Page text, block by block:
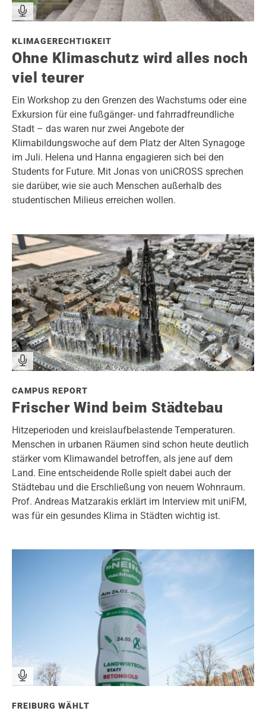
KLIMAGERECHTIGKEIT
Ohne Klimaschutz wird alles noch
viel teurer
Ein Workshop zu den Grenzen des Wachstums oder eine
Exkursion für eine fußgänger- und fahrradfreundliche
Stadt – das waren nur zwei Angebote der
Klimabildungswoche auf dem Platz der Alten Synagoge
im Juli. Helena und Hanna engagieren sich bei den
Students for Future. Mit Jonas von uniCROSS sprechen
sie darüber, wie sie auch Menschen außerhalb des
studentischen Milieus erreichen wollen.
CAMPUS REPORT
Frischer Wind beim Städtebau
Hitzeperioden und kreislaufbelastende Temperaturen.
Menschen in urbanen Räumen sind schon heute deutlich
stärker vom Klimawandel betroffen, als jene auf dem
Land. Eine entscheidende Rolle spielt dabei auch der
Städtebau und die Erschließung von neuem Wohnraum.
Prof. Andreas Matzarakis erklärt im Interview mit uniFM,
was für ein gesundes Klima in Städten wichtig ist.
FREIBURG WÄHLT